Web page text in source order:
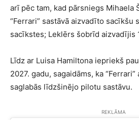
arī pēc tam, kad pārsniegs Mihaela
“Ferrari” sastāvā aizvadīto sacīkšu
sacīkstes; Leklērs šobrīd aizvadījis
Līdz ar Luisa Hamiltona iepriekš
2027. gadu, sagaidāms, ka
saglabās līdzšinējo pilotu sastāvu.
REKLĀMA